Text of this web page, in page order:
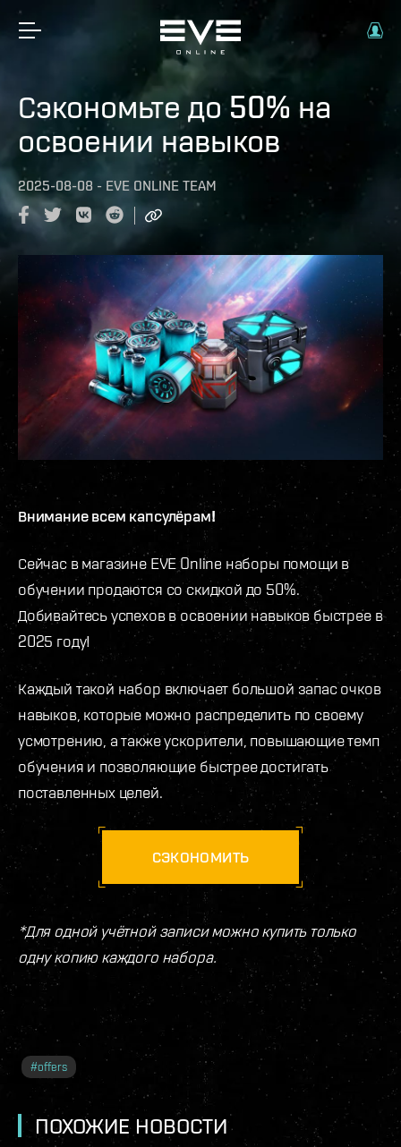
Сэкономьте до 50% на
освоении навыков
2025-08-08 - EVE ONLINE TEAM
Внимание всем капсулёрам!
Сейчас в магазине EVE Online наборы помощи в
обучении продаются со скидкой до 50%.
Добивайтесь успехов в освоении навыков быстрее в
2025 году!
Каждый такой набор включает большой запас очков
навыков, которые можно распределить по своему
усмотрению, а также ускорители, повышающие темп
обучения и позволяющие быстрее достигать
поставленных целей.
СЭКОНОМИТЬ
*Для одной учётной записи можно купить только
одну копию каждого набора.
#offers
ПОХОЖИЕ НОВОСТИ